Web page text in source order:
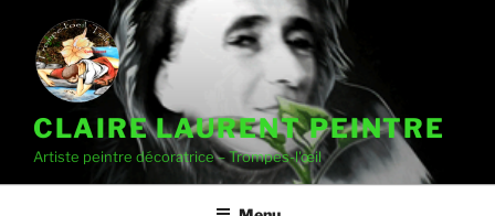
CLAIRE LAURENT PEINTRE
Artiste peintre décoratrice – Trompes-l'œil